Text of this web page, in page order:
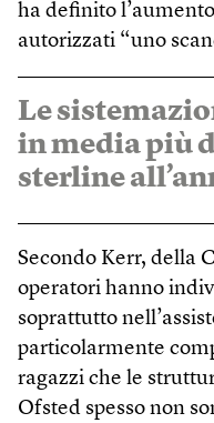
ha definito
autorizzati “uno
Le
in media più
sterline
Secondo Kerr, della
operatori hanno
soprattutto
particolarmente
ragazzi che le
Ofsted spesso non